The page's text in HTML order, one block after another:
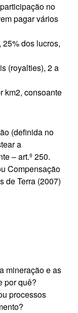
no
pagar vários
dos lucros,
(royalties), 2 a
km2, consoante
(definida no
a
– art.º 250.
Compensação
de Terra (2007)
mineração e as
por quê?
processos